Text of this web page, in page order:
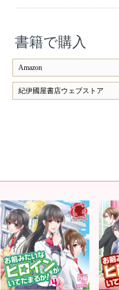
書籍で購入
Amazon
紀伊國屋書店ウェブストア